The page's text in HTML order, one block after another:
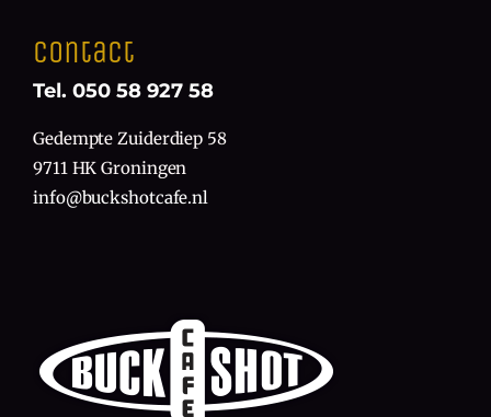
Contact
Tel. 050 58 927 58
Gedempte Zuiderdiep 58
9711 HK Groningen
info@buckshotcafe.nl